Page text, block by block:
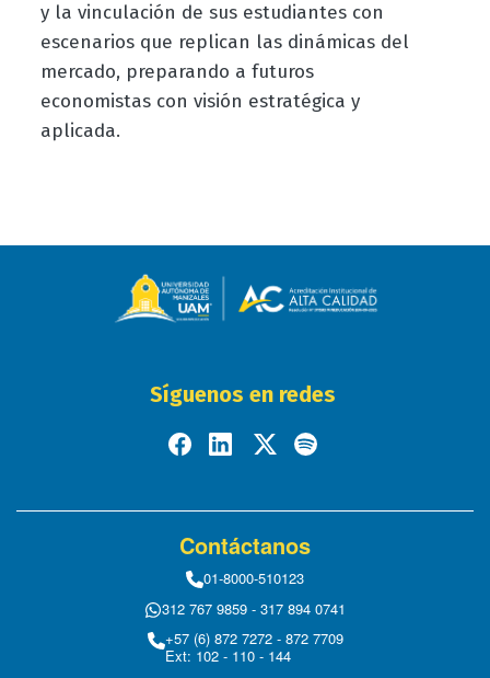
y la vinculación de sus estudiantes con
escenarios que replican las dinámicas del
mercado, preparando a futuros
economistas con visión estratégica y
aplicada.
Síguenos en redes
Contáctanos
01-8000-510123
312 767 9859 - 317 894 0741
+57 (6) 872 7272 - 872 7709
Ext: 102 - 110 - 144